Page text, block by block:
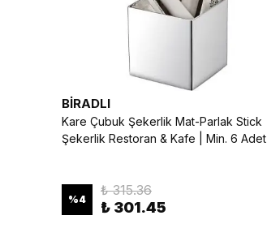
BİRADLI
Kare Çubuk Şekerlik Mat-Parlak Stick
Şekerlik Restoran & Kafe | Min. 6 Adet
%4
₺ 315.36
₺ 301.45